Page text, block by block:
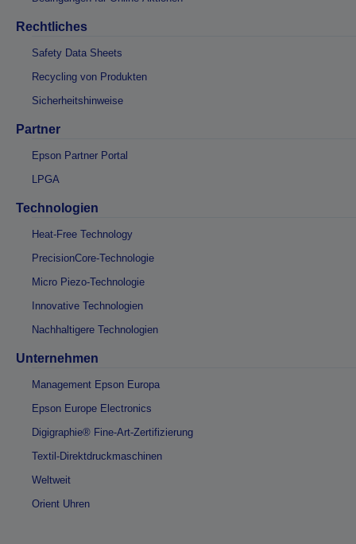
Rechtliches
Safety Data Sheets
Recycling von Produkten
Sicherheitshinweise
Partner
Epson Partner Portal
LPGA
Technologien
Heat-Free Technology
PrecisionCore-Technologie
Micro Piezo-Technologie
Innovative Technologien
Nachhaltigere Technologien
Unternehmen
Management Epson Europa
Epson Europe Electronics
Digigraphie® Fine-Art-Zertifizierung
Textil-Direktdruckmaschinen
Weltweit
Orient Uhren